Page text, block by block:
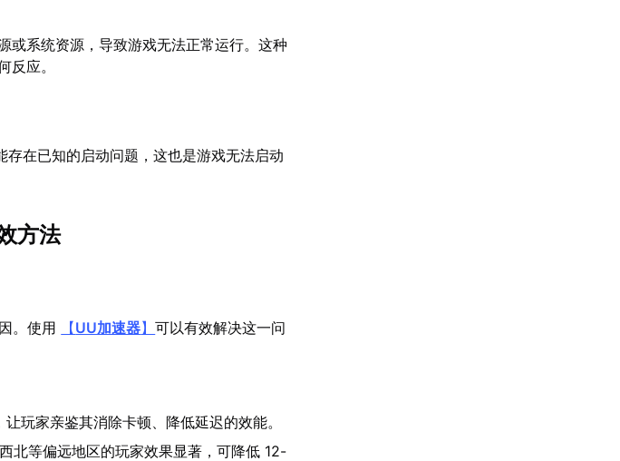
或系统资源，导致游戏无法正常运行。这种
反应。
在已知的启动问题，这也是游戏无法启动
方法
。使用 【UU加速器】可以有效解决这一问
玩家亲鉴其消除卡顿、降低延迟的效能。
北等偏远地区的玩家效果显著，可降低 12-